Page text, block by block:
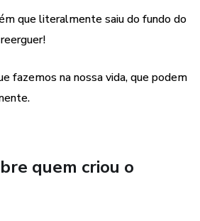
que literalmente saiu do fundo do
fazemos na nossa vida, que podem
quem criou o